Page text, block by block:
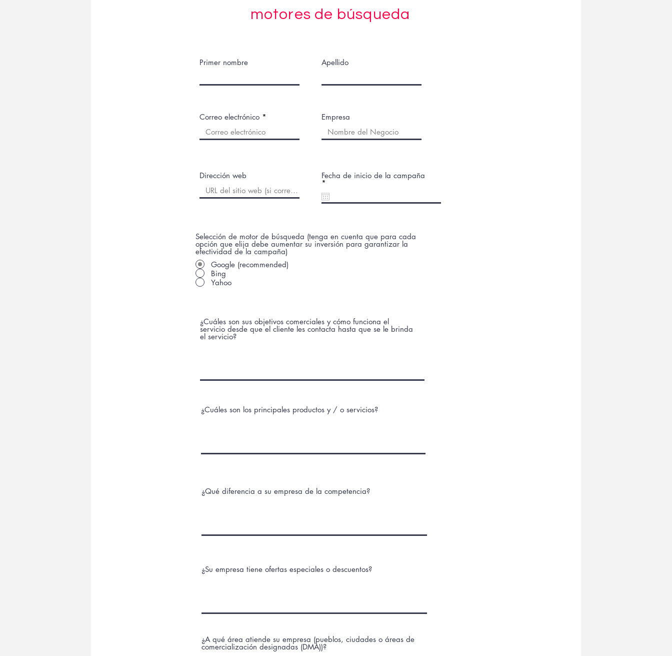
motores de búsqueda
Primer nombre Apellido
Correo electrónico Empresa
Dirección web Fecha de inicio de la campaña
*
q
u
d
Selección de motor de búsqueda (tenga en cuenta que para cada
opción que elija debe aumentar su inversión para garantizar la
efectividad de la campaña)
Google (recommended)
Bing
Yahoo
¿Cuáles son sus objetivos comerciales y cómo funciona el
servicio desde que el cliente les contacta hasta que se le brinda
el servicio?
¿Cuáles son los principales productos y / o servicios?
¿Qué diferencia a su empresa de la competencia?
¿Su empresa tiene ofertas especiales o descuentos?
¿A qué área atiende su empresa (pueblos, ciudades o áreas de
comercialización designadas (DMA))?